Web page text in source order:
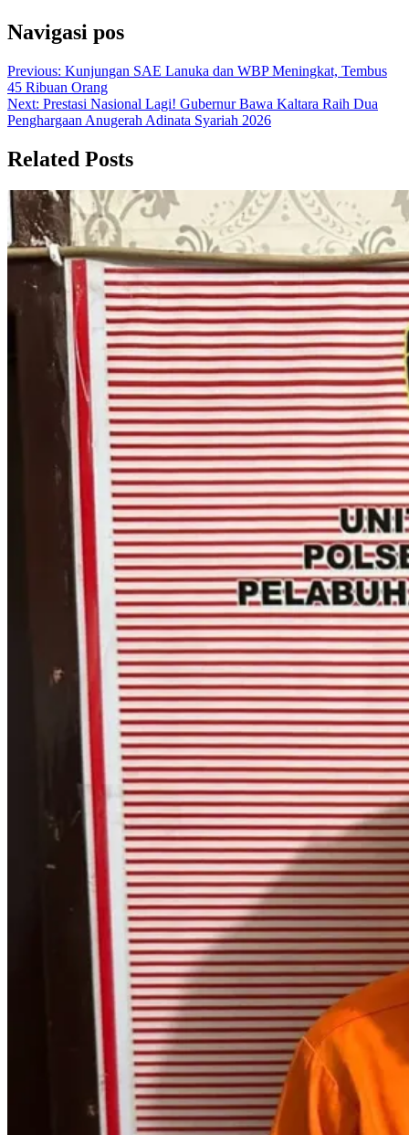
Navigasi pos
Previous: Kunjungan SAE Lanuka dan WBP Meningkat, Tembus
45 Ribuan Orang
Next: Prestasi Nasional Lagi! Gubernur Bawa Kaltara Raih Dua
Penghargaan Anugerah Adinata Syariah 2026
Related Posts